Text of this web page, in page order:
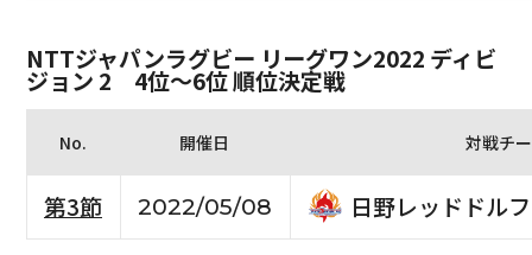
NTTジャパンラグビー リーグワン2022 ディビ
ジョン 2 4位〜6位 順位決定戦
No. 開催日 対戦チ
第3節 2022/05/08 日野レッドドル